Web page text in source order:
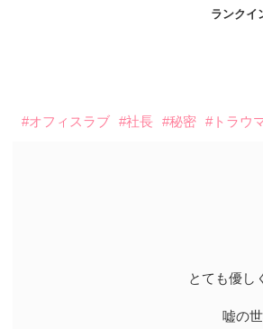
ランクイ
#オフィスラブ #社長 #秘密 #トラウ
とても優し
嘘の